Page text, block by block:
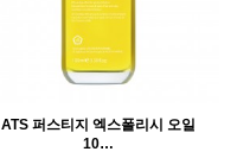
ATS 퍼스티지 엑스폴리시 오일
10…